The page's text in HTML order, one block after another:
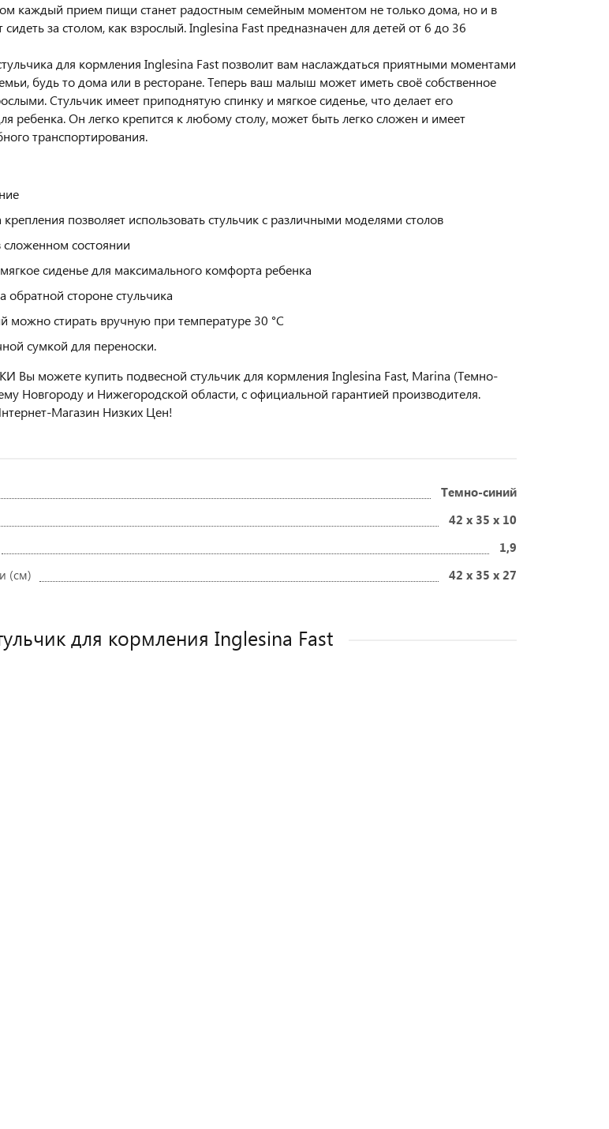
каждый прием пищи станет радостным семейным моментом не только дома, но и в
за столом, как взрослый. Inglesina Fast предназначен для детей от 6 до 36
для кормления Inglesina Fast позволит вам наслаждаться приятными моментами
будь то дома или в ресторане. Теперь ваш малыш может иметь своё собственное
Стульчик имеет приподнятую спинку и мягкое сиденье, что делает его
ребенка. Он легко крепится к любому столу, может быть легко сложен и имеет
транспортирования.
крепления позволяет использовать стульчик с различными моделями столов
состоянии
сиденье для максимального комфорта ребенка
обратной стороне стульчика
можно стирать вручную при температуре 30 °C
сумкой для переноски.
Вы можете купить подвесной стульчик для кормления Inglesina Fast, Marina (Темно-
Новгороду и Нижегородской области, с официальной гарантией производителя.
Магазин Низких Цен!
Темно-синий
42 х 35 x 10
1,9
(см)
42 х 35 x 27
для кормления Inglesina Fast